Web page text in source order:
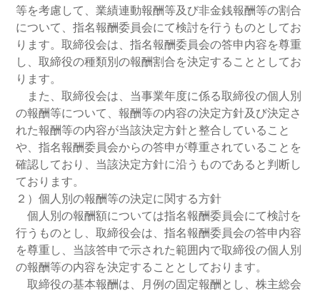
等を考慮して、業績連動報酬等及び非金銭報酬等の割合
について、指名報酬委員会にて検討を行うものとしてお
ります。取締役会は、指名報酬委員会の答申内容を尊重
し、取締役の種類別の報酬割合を決定することとしてお
ります。
また、取締役会は、当事業年度に係る取締役の個人別
の報酬等について、報酬等の内容の決定方針及び決定さ
れた報酬等の内容が当該決定方針と整合していること
や、指名報酬委員会からの答申が尊重されていることを
確認しており、当該決定方針に沿うものであると判断し
ております。
２）個人別の報酬等の決定に関する方針
個人別の報酬額については指名報酬委員会にて検討を
行うものとし、取締役会は、指名報酬委員会の答申内容
を尊重し、当該答申で示された範囲内で取締役の個人別
の報酬等の内容を決定することとしております。
取締役の基本報酬は、月例の固定報酬とし、株主総会